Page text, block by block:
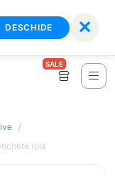
DESCHIDE ✕
SALE
/
rola